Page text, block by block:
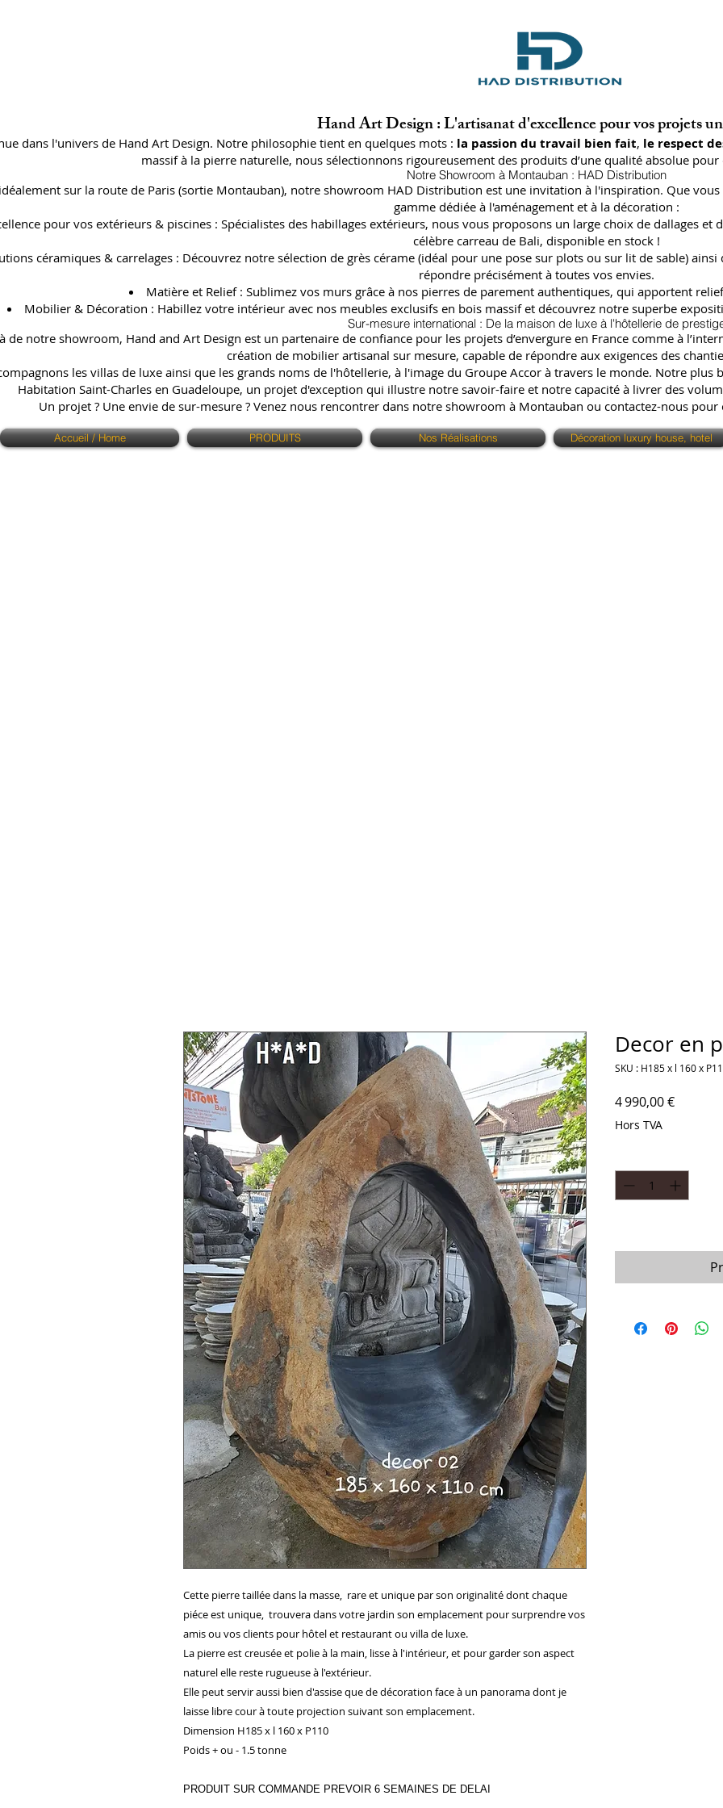
Hand Art Design : L'artisanat d'excellence pour vos projets
dans l'univers de Hand Art Design. Notre philosophie tient en quelques mots : la passion du travail bien fait, le respect
massif à la pierre naturelle, nous sélectionnons rigoureusement des produits d’une qualité absolue pour
Notre Showroom à Montauban : HAD Distribution
sur la route de Paris (sortie Montauban), notre showroom HAD Distribution est une invitation à l'inspiration. Que
gamme dédiée à l'aménagement et à la décoration :
pour vos extérieurs & piscines : Spécialistes des habillages extérieurs, nous vous proposons un large choix de dallages
célèbre carreau de Bali, disponible en stock !
céramiques & carrelages : Découvrez notre sélection de grès cérame (idéal pour une pose sur plots ou sur lit de sable)
répondre précisément à toutes vos envies.
Matière et Relief : Sublimez vos murs grâce à nos pierres de parement authentiques, qui apportent
Mobilier & Décoration : Habillez votre intérieur avec nos meubles exclusifs en bois massif et découvrez notre superbe
Sur-mesure international : De la maison de luxe à l'hôtellerie de
de notre showroom, Hand and Art Design est un partenaire de confiance pour les projets d’envergure en France comme à
création de mobilier artisanal sur mesure, capable de répondre aux exigences des
les villas de luxe ainsi que les grands noms de l'hôtellerie, à l'image du Groupe Accor à travers le monde. Notre
Habitation Saint-Charles en Guadeloupe, un projet d'exception qui illustre notre savoir-faire et notre capacité à livrer des
Un projet ? Une envie de sur-mesure ? Venez nous rencontrer dans notre showroom à Montauban ou contactez-nous
Accueil / Home PRODUITS Nos Réalisations Décoration luxury house, hotel
Cette pierre taillée dans la masse, rare et unique par son originalité dont chaque
piéce est unique, trouvera dans votre jardin son emplacement pour surprendre vos
amis ou vos clients pour hôtel et restaurant ou villa de luxe.
La pierre est creusée et polie à la main, lisse à l'intérieur, et pour garder son aspect
naturel elle reste rugueuse à l'extérieur.
Elle peut servir aussi bien d'assise que de décoration face à un panorama dont je
laisse libre cour à toute projection suivant son emplacement.
Dimension H185 x l 160 x P110
Poids + ou - 1.5 tonne
PRODUIT SUR COMMANDE PREVOIR 6 SEMAINES DE DELAI
Decor en
SKU : H185 x l 160 x
4 990,00 €Prix
Hors TVA